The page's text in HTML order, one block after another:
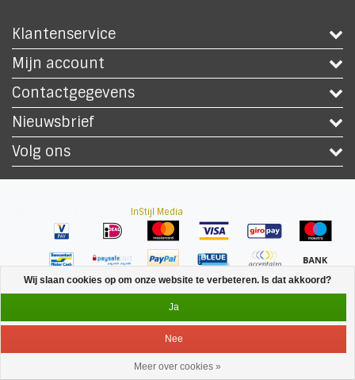
Klantenservice
Mijn account
Contactgegevens
Nieuwsbrief
Volg ons
InStijl Media
Menu Inloggen
Wij slaan cookies op om onze website te verbeteren. Is dat akkoord?
Ja
Nee
Meer over cookies »